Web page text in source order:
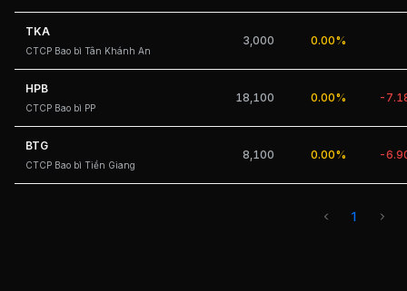
TKA
CTCP Bao bì Tân Khánh An
3,000 0.00%
HPB
CTCP Bao bì PP
18,100 0.00% -
BTG
CTCP Bao bì Tiền Giang
8,100 0.00% -
1